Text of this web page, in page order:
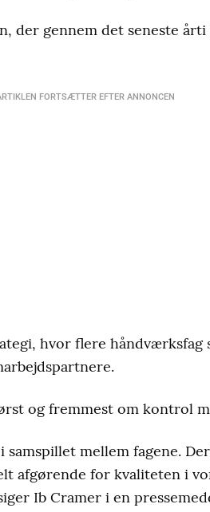
der gennem det seneste
FORTSÆTTER EFTER ANNONCEN
hvor flere håndværksfag
og fremmest om kontrol
samspillet mellem fagene.
afgørende for kvaliteten i
Ib Cramer i en